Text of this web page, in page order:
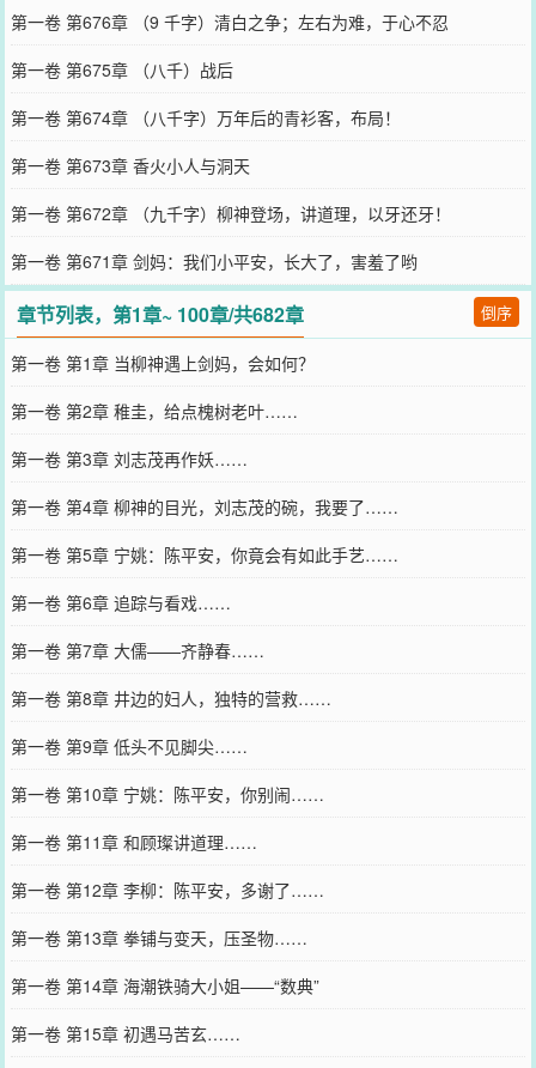
第一卷 第676章 （9 千字）清白之争；左右为难，于心不忍
第一卷 第675章 （八千）战后
第一卷 第674章 （八千字）万年后的青衫客，布局！
第一卷 第673章 香火小人与洞天
第一卷 第672章 （九千字）柳神登场，讲道理，以牙还牙！
第一卷 第671章 剑妈：我们小平安，长大了，害羞了哟
章节列表，第1章~ 100章/共682章 倒序
第一卷 第1章 当柳神遇上剑妈，会如何？
第一卷 第2章 稚圭，给点槐树老叶……
第一卷 第3章 刘志茂再作妖……
第一卷 第4章 柳神的目光，刘志茂的碗，我要了……
第一卷 第5章 宁姚：陈平安，你竟会有如此手艺……
第一卷 第6章 追踪与看戏……
第一卷 第7章 大儒——齐静春……
第一卷 第8章 井边的妇人，独特的营救……
第一卷 第9章 低头不见脚尖……
第一卷 第10章 宁姚：陈平安，你别闹……
第一卷 第11章 和顾璨讲道理……
第一卷 第12章 李柳：陈平安，多谢了……
第一卷 第13章 拳铺与变天，压圣物……
第一卷 第14章 海潮铁骑大小姐——“数典”
第一卷 第15章 初遇马苦玄……